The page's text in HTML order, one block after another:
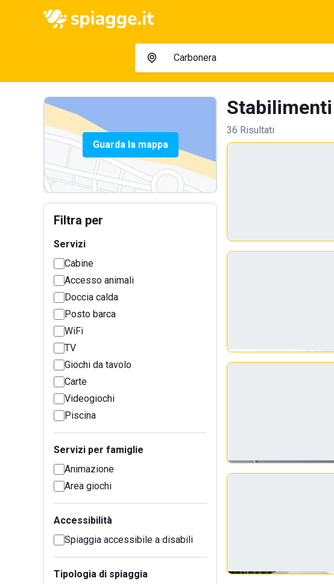
Guarda la mappa
Filtra per
Servizi
Cabine
Accesso animali
Doccia calda
Posto barca
WiFi
TV
Giochi da tavolo
Carte
Videogiochi
Piscina
Servizi per famiglie
Animazione
Area giochi
Accessibilità
Spiaggia accessibile a disabili
Tipologia di spiaggia
36 Risultati